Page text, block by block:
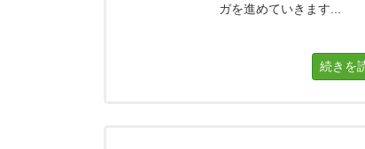
ガを進めていきます...
続きを